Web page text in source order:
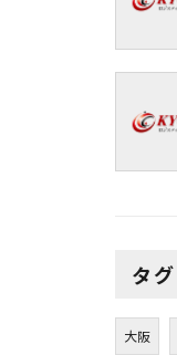
タグ
大阪